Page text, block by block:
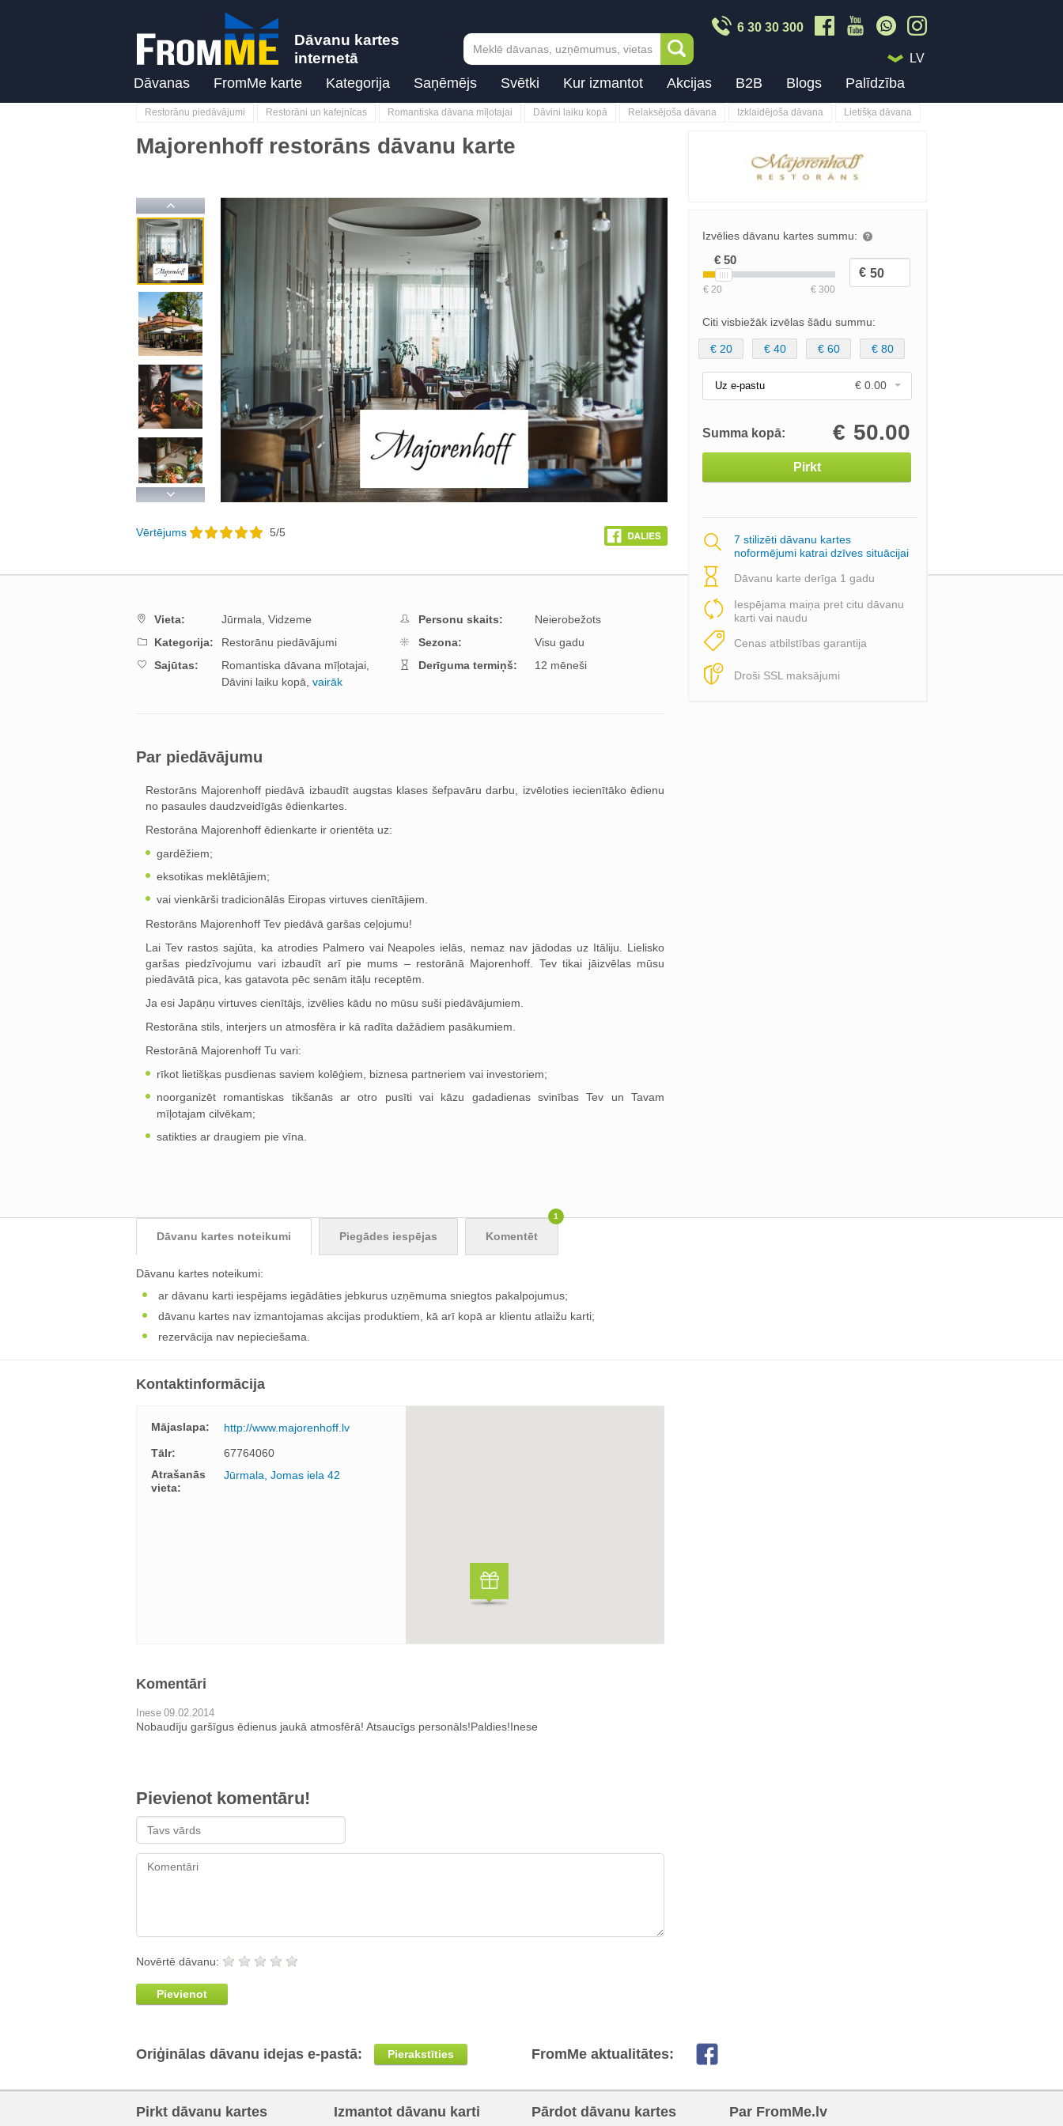
Dāvanu kartes
internetā
6 30 30 300
LV
Dāvanas FromMe karte Kategorija Saņēmējs Svētki Kur izmantot Akcijas B2B Blogs Palīdzība
Restorānu piedāvājumi Restorāni un kafejnīcas Romantiska dāvana mīļotajai Dāvini laiku kopā Relaksējoša dāvana Izklaidējoša dāvana Lietišķa dāvana
Majorenhoff restorāns dāvanu karte
Previous
Next
Previous
Vērtējums 5/5
Izvēlies dāvanu kartes summu:
Citi visbiežāk izvēlas šādu summu:
€ 20 € 40 € 60 € 80
Uz e-pastu € 0.00
Summa kopā: 50.00
€
Pirkt
7 stilizēti dāvanu kartes
noformējumi katrai dzīves situācijai
Dāvanu karte derīga 1 gadu
Iespējama maiņa pret citu dāvanu
karti vai naudu
Cenas atbilstības garantija
Droši SSL maksājumi
Vieta: Jūrmala, Vidzeme
Kategorija:
Restorānu piedāvājumi
Sajūtas:
Romantiska dāvana mīļotajai,
Dāvini laiku kopā, vairāk
Personu skaits:
Neierobežots
Sezona:
Visu gadu
Derīguma termiņš:
12 mēneši
Par piedāvājumu
Restorāns Majorenhoff piedāvā izbaudīt augstas klases šefpavāru darbu, izvēloties iecienītāko ēdienu
no pasaules daudzveidīgās ēdienkartes.
Restorāna Majorenhoff ēdienkarte ir orientēta uz:
gardēžiem;
eksotikas meklētājiem;
vai vienkārši tradicionālās Eiropas virtuves cienītājiem.
Restorāns Majorenhoff Tev piedāvā garšas ceļojumu!
Lai Tev rastos sajūta, ka atrodies Palmero vai Neapoles ielās, nemaz nav jādodas uz Itāliju. Lielisko
garšas piedzīvojumu vari izbaudīt arī pie mums – restorānā Majorenhoff. Tev tikai jāizvēlas mūsu
piedāvātā pica, kas gatavota pēc senām itāļu receptēm.
Ja esi Japāņu virtuves cienītājs, izvēlies kādu no mūsu suši piedāvājumiem.
Restorāna stils, interjers un atmosfēra ir kā radīta dažādiem pasākumiem.
Restorānā Majorenhoff Tu vari:
rīkot lietišķas pusdienas saviem kolēģiem, biznesa partneriem vai investoriem;
noorganizēt romantiskas tikšanās ar otro pusīti vai kāzu gadadienas svinības Tev un Tavam
mīļotajam cilvēkam;
satikties ar draugiem pie vīna.
Dāvanu kartes noteikumi Piegādes iespējas Komentēt
1
Dāvanu kartes noteikumi:
ar dāvanu karti iespējams iegādāties jebkurus uzņēmuma sniegtos pakalpojumus;
dāvanu kartes nav izmantojamas akcijas produktiem, kā arī kopā ar klientu atlaižu karti;
rezervācija nav nepieciešama.
Kontaktinformācija
Mājaslapa:
http://www.majorenhoff.lv
Tālr:
67764060
Atrašanās
vieta:
Jūrmala, Jomas iela 42
Komentāri
Inese 09.02.2014
Nobaudīju garšīgus ēdienus jaukā atmosfērā! Atsaucīgs personāls!Paldies!Inese
Pievienot komentāru!
Novērtē dāvanu:
Pievienot
FromMe aktualitātes:
Oriģinālas dāvanu idejas e-pastā: Pierakstīties
Pirkt dāvanu kartes Izmantot dāvanu karti Pārdot dāvanu kartes Par FromMe.lv